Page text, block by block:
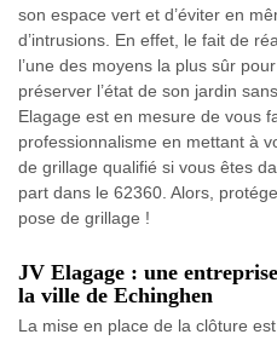
son espace vert et d’éviter en
d’intrusions. En effet, le fait de
l’une des moyens la plus sûr
préserver l’état de son jardin
Elagage est en mesure de vous
professionnalisme en mettant à
de grillage qualifié si vous êtes
part dans le 62360. Alors,
pose de grillage !
JV Elagage : une
la ville de Echinghen
La mise en place de la clôture